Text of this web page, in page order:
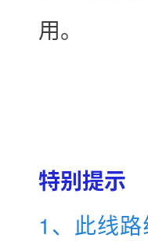
用。
特别提示
1、此线